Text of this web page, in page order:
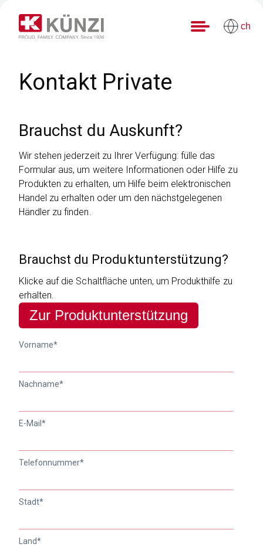
ch
Kontakt Private
Brauchst du Auskunft?
Wir stehen jederzeit zu Ihrer Verfügung: fülle das
Formular aus, um weitere Informationen oder Hilfe zu
Produkten zu erhalten, um Hilfe beim elektronischen
Handel zu erhalten oder um den nächstgelegenen
Händler zu finden.
Brauchst du Produktunterstützung?
Klicke auf die Schaltfläche unten, um Produkthilfe zu
erhalten.
Zur Produktunterstützung
Vorname*
Nachname*
E-Mail*
Telefonnummer*
Stadt*
Land*